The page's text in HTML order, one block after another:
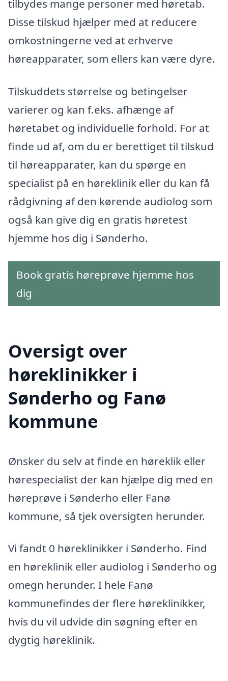
tilbydes mange personer med høretab.
Disse tilskud hjælper med at reducere
omkostningerne ved at erhverve
høreapparater, som ellers kan være dyre.
Tilskuddets størrelse og betingelser
varierer og kan f.eks. afhænge af
høretabet og individuelle forhold. For at
finde ud af, om du er berettiget til tilskud
til høreapparater, kan du spørge en
specialist på en høreklinik eller du kan få
rådgivning af den kørende audiolog som
også kan give dig en gratis høretest
hjemme hos dig i Sønderho.
Book gratis høreprøve hjemme hos
dig
Oversigt over
høreklinikker i
Sønderho og Fanø
kommune
Ønsker du selv at finde en høreklik eller
hørespecialist der kan hjælpe dig med en
høreprøve i Sønderho eller Fanø
kommune, så tjek oversigten herunder.
Vi fandt 0 høreklinikker i Sønderho. Find
en høreklinik eller audiolog i Sønderho og
omegn herunder. I hele Fanø
kommunefindes der flere høreklinikker,
hvis du vil udvide din søgning efter en
dygtig høreklinik.